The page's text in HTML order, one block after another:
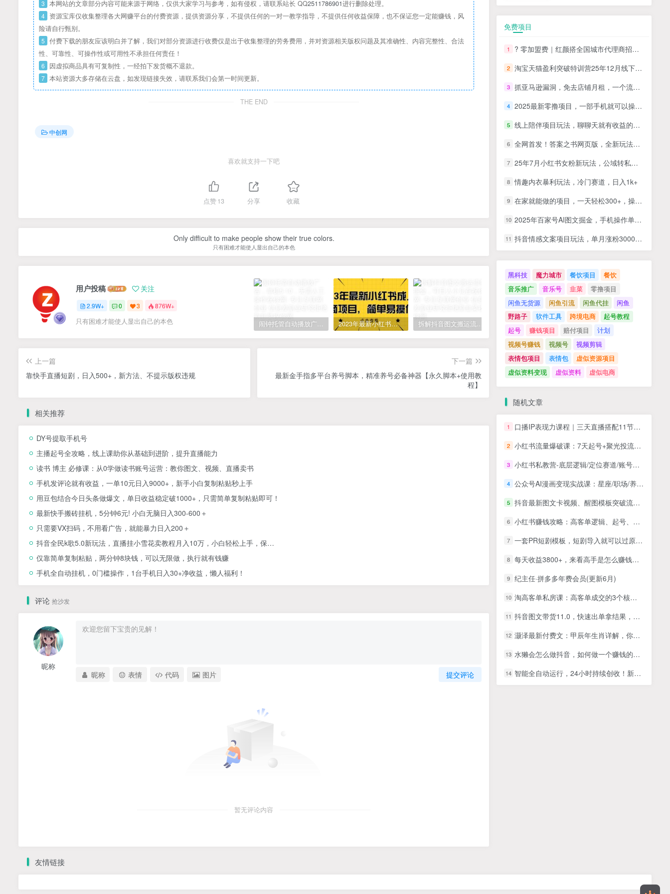
3 本网站的文章部分内容可能来源于网络，仅供大家学习与参考，如有侵权，请联系站长 QQ2511786901进行删除处理。
4 资源宝库仅收集整理各大网赚平台的付费资源，提供资源分享，不提供任何的一对一教学指导，不提供任何收益保障，也不保证您一定能赚钱，风
险请自行甄别。
5 付费下载的朋友应该明白并了解，我们对部分资源进行收费仅是出于收集整理的劳务费用，并对资源相关版权问题及其准确性、内容完整性、合法
性、可靠性、可操作性或可用性不承担任何责任！
6 因虚拟商品具有可复制性，一经拍下发货概不退款。
7 本站资源大多存储在云盘，如发现链接失效，请联系我们会第一时间更新。
THE END
中创网
喜欢就支持一下吧
点赞13 分享 收藏
Only difficult to make people show their true colors.
只有困难才能使人显出自己的本色
用户投稿 关注
2.9W+ 0 3 876W+
只有困难才能使人显出自己的本色 闹钟托管自动播放广告，单机5-10，无需人工操作 2023年最新小红书成人电商项目，简单易操作【详细教程】 拆解抖音图文搬运流量掘金，可日入小几百
上一篇
靠快手直播短剧，日入500+，新方法、不提示版权违规
下一篇
最新金手指多平台养号脚本，精准养号必备神器【永久脚本+使用教
程】
相关推荐
DY号提取手机号
主播起号全攻略，线上课助你从基础到进阶，提升直播能力
读书 博主 必修课：从0学做读书账号运营：教你图文、视频、直播卖书
手机发评论就有收益，一单10元日入9000+，新手小白复制粘贴秒上手
用豆包结合今日头条做爆文，单日收益稳定破1000+，只需简单复制粘贴即可！
最新快手搬砖挂机，5分钟6元! 小白无脑日入300-600＋
只需要VX扫码，不用看广告，就能暴力日入200＋
抖音全民k歌5.0新玩法，直播挂小雪花卖教程月入10万，小白轻松上手，保…
仅靠简单复制粘贴，两分钟8块钱，可以无限做，执行就有钱赚
手机全自动挂机，0门槛操作，1台手机日入30+净收益，懒人福利！
评论 抢沙发
昵称
提交评论
昵称 表情 代码 图片
暂无评论内容
免费项目
1 ? 零加盟费｜红颜搭全国城市代理商招募正式启动！
2 淘宝天猫盈利突破特训营25年12月线下课，系统性的深度剖析电商企业经营之道，打造电商标准化运营体系
3 抓亚马逊漏洞，免去店铺月租，一个流量大竞争小，让你有机会成大卖的赛道
4 2025最新零撸项目，一部手机就可以操作，20秒一单，零投入纯薅羊毛，无门槛，一天200+【揭秘】
5 线上陪伴项目玩法，聊聊天就有收益的项目，一个月收益5000+
6 全网首发！答案之书网页版，全新玩法，搭配文档和网页，日入1k+零门槛小白首选副业
7 25年7月小红书女粉新玩法，公域转私域变现，日轻松变现2张+，5分钟简单复制好上手
8 情趣内衣暴利玩法，冷门赛道，日入1k+
9 在家就能做的项目，一天轻松300+，操作简单上手快
10 2025年百家号AI图文掘金，手机操作单号月入4-5位数，低门槛【附指令+工具】
11 抖音情感文案项目玩法，单月涨粉3000+，新手小白也能做
黑科技 魔力城市 餐饮项目
餐饮
音乐推广
音乐号 韭菜
零撸项目
闲鱼无货源
闲鱼引流 闲鱼代挂
闲鱼
野路子
软件工具 跨境电商
起号教程
起号
赚钱项目 赔付项目
计划
视频号赚钱
视频号
视频剪辑
表情包项目
表情包
虚似资源项目
虚似资料变现
虚似资料 虚似电商
随机文章
1 口播IP表现力课程｜三天直播搭配11节录播课，流量逻辑口播技巧人设打造，解决镜头僵硬低粉变现难题
2 小红书流量爆破课：7天起号+聚光投流实操+避坑指南+对标定位+10倍获客
3 小红书私教营-底层逻辑/定位赛道/账号包装/涨粉变现/月变现10w+等等（42节）
4 公众号AI漫画变现实战课：星座/职场/养生多赛道+智能体发文，靠广告分成稳定增收
5 抖音最新图文卡视频、醒图模板突破流量限制玩法
6 小红书赚钱攻略：高客单逻辑、起号、笔记打造、教你掌握流量与赚钱之道
7 一套PR短剧模板，短剧导入就可以过原创，轻轻松松剪好一部短剧
8 每天收益3800+，来看高手是怎么赚钱的，新玩法不露脸直播小游戏，小白当天上手
9 纪主任·拼多多年费会员(更新6月)
10 淘高客单私房课：高客单成交的3个核心基础，1个实操法宝
11 抖音图文带货11.0，快速出单拿结果，高效做账号（基础课+精英课 92节高清无水印）
12
13 水獭会怎么做抖音，如何做一个赚钱的抖音号
14 智能全自动运行，24小时持续创收！新手零门槛直接入局，碎片时间就能做，每日稳定增收500+
友情链接